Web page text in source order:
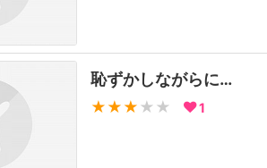
恥ずかしながらに…
★★★ ★★ 1